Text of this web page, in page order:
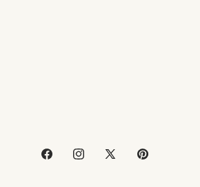
FacebookInstagram
X
Pinterest